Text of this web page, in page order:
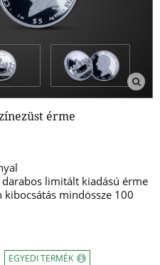
érme
limitált kiadású érme
kibocsátás mindössze 100
EGYEDI TERMÉK